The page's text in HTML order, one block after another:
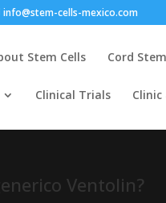
info@stem-cells-mexico.com
Stem Cells Cord
Clinical Trials
Ventolin?